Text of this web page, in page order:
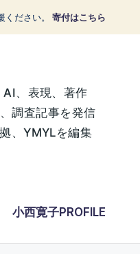
ださい。 寄付はこちら
、表現、著作
調査記事を発信
、YMYLを編集
小西寛子PROFILE